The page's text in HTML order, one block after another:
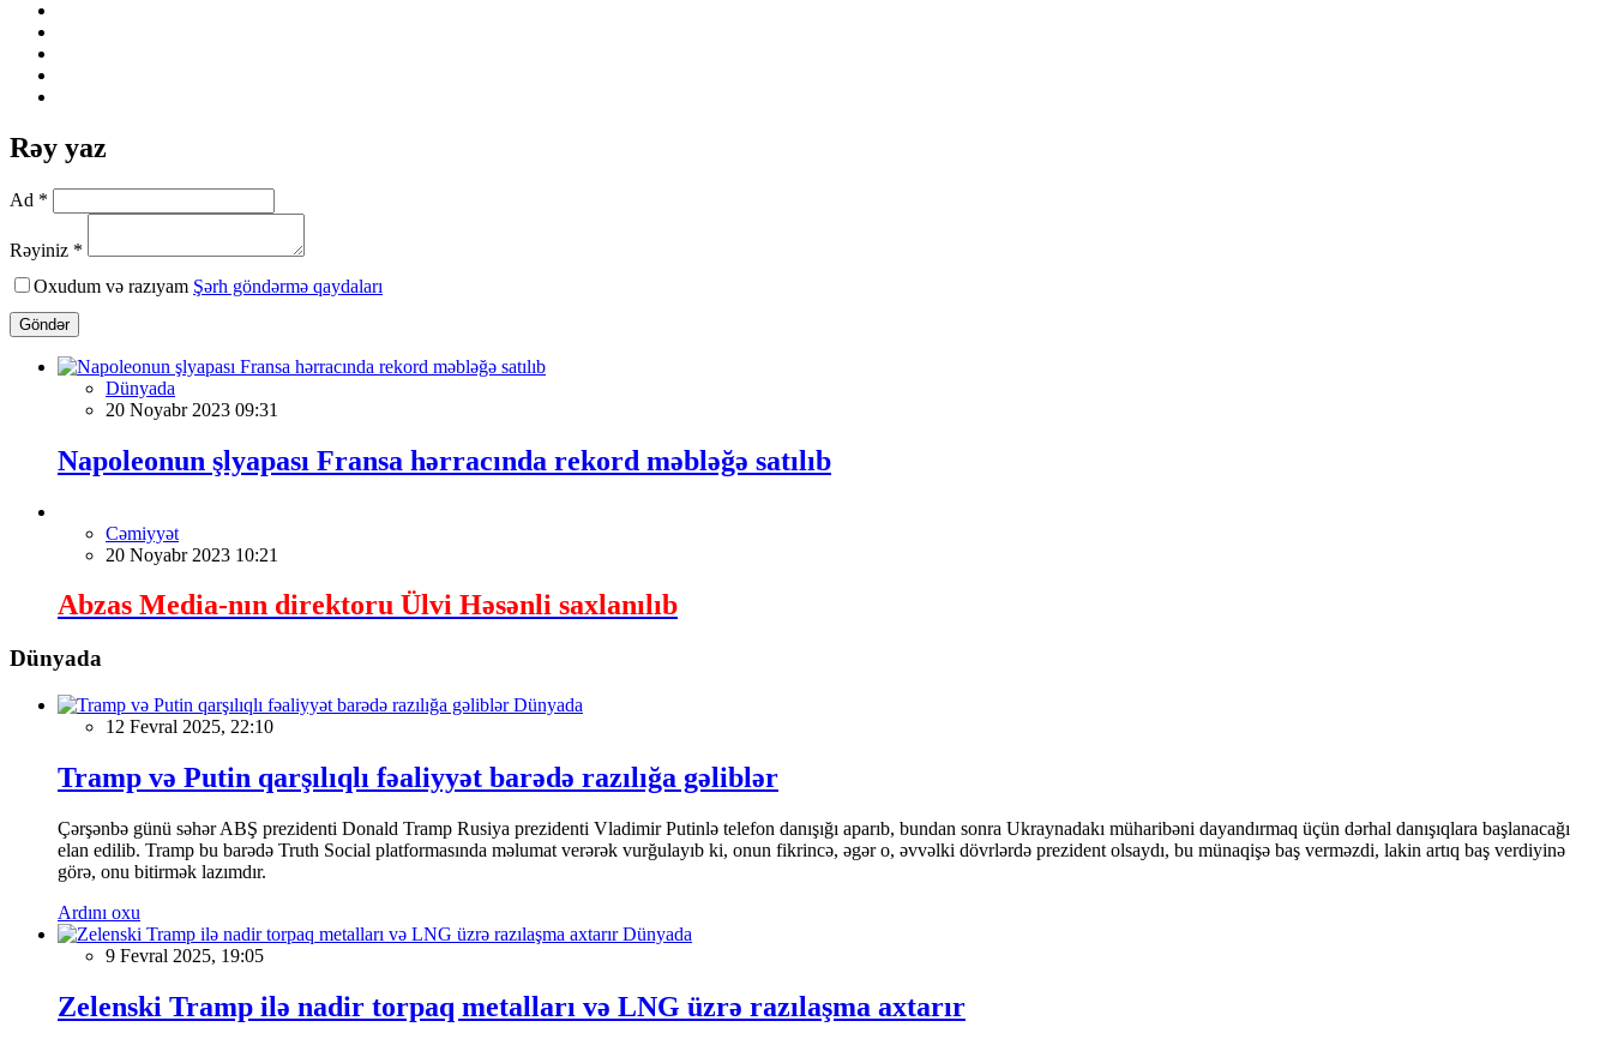
Rəy yaz
Ad *
Rəyiniz *
Oxudum və razıyam Şərh göndərmə qaydaları
Göndər
Dünyada
20 Noyabr 2023 09:31
Napoleonun şlyapası Fransa hərracında rekord məbləğə satılıb
Cəmiyyət
20 Noyabr 2023 10:21
Abzas Media-nın direktoru Ülvi Həsənli saxlanılıb
Dünyada
Dünyada
12 Fevral 2025, 22:10
Tramp və Putin qarşılıqlı fəaliyyət barədə razılığa gəliblər
Çərşənbə günü səhər ABŞ prezidenti Donald Tramp Rusiya prezidenti Vladimir Putinlə telefon danışığı aparıb, bundan sonra Ukraynadakı müharibəni dayandırmaq üçün dərhal danışıqlara başlanacağı
elan edilib. Tramp bu barədə Truth Social platformasında məlumat verərək vurğulayıb ki, onun fikrincə, əgər o, əvvəlki dövrlərdə prezident olsaydı, bu münaqişə baş verməzdi, lakin artıq baş verdiyinə
görə, onu bitirmək lazımdır.
Ardını oxu
Dünyada
9 Fevral 2025, 19:05
Zelenski Tramp ilə nadir torpaq metalları və LNG üzrə razılaşma axtarır